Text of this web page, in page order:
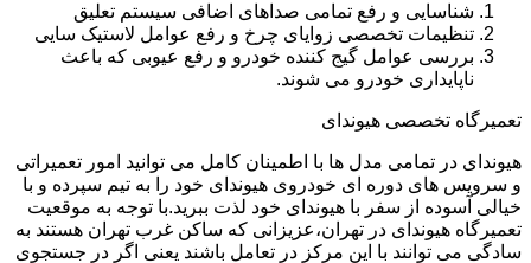
شناسایی و رفع تمامی صداهای اضافی سیستم تعلیق
تنظیمات تخصصی زوایای چرخ و رفع عوامل لاستیک سایی
بررسی عوامل گیج کننده خودرو و رفع عیوبی که باعث
ناپایداری خودرو می شوند.
تعمیرگاه تخصصی هیوندای
هیوندای در تمامی مدل ها با اطمینان کامل می توانید امور تعمیراتی
و سرویس های دوره ای خودروی هیوندای خود را به تیم سپرده و با
خیالی آسوده از سفر با هیوندای خود لذت ببرید.با توجه به موقعیت
تعمیرگاه هیوندای در تهران،عزیزانی که ساکن غرب تهران هستند به
سادگی می توانند با این مرکز در تعامل باشند یعنی اگر در جستجوی